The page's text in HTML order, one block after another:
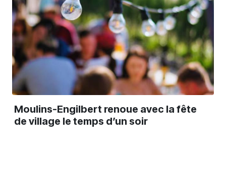
Moulins-Engilbert renoue avec la fête
de village le temps d’un soir